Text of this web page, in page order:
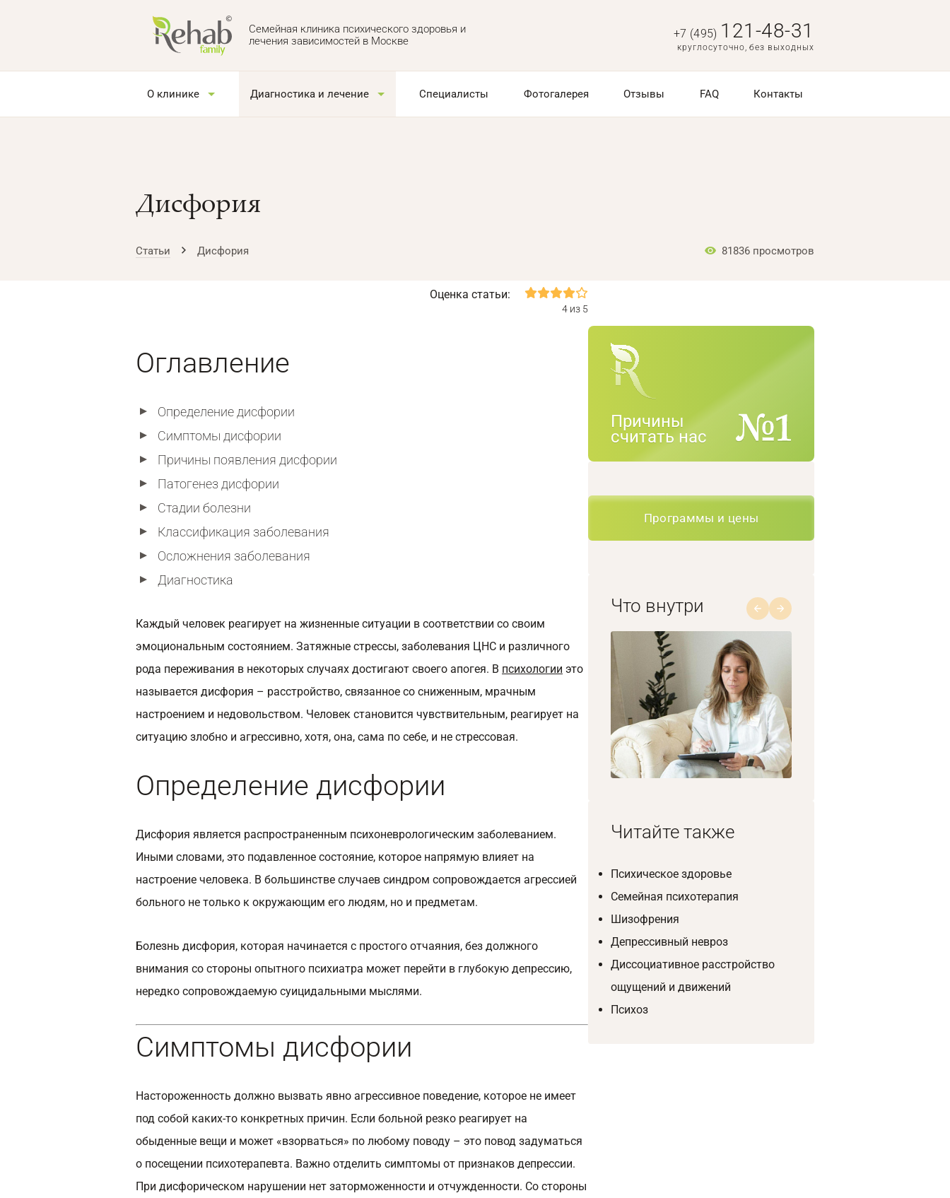
Семейная клиника психического здоровья и
лечения зависимостей в Москве
+7 (495) 121-48-31
круглосуточно, без выходных
О клинике Диагностика и лечение Специалисты Фотогалерея Отзывы FAQ Контакты
Дисфория
Статьи Дисфория 81836 просмотров
Оценка статьи:
4 из 5
Оглавление
Определение дисфории
Симптомы дисфории
Причины появления дисфории
Патогенез дисфории
Стадии болезни
Классификация заболевания
Осложнения заболевания
Диагностика
Каждый человек реагирует на жизненные ситуации в соответствии со своим
эмоциональным состоянием. Затяжные стрессы, заболевания ЦНС и различного
рода переживания в некоторых случаях достигают своего апогея. В психологии это
называется дисфория – расстройство, связанное со сниженным, мрачным
настроением и недовольством. Человек становится чувствительным, реагирует на
ситуацию злобно и агрессивно, хотя, она, сама по себе, и не стрессовая.
Определение дисфории
Дисфория является распространенным психоневрологическим заболеванием.
Иными словами, это подавленное состояние, которое напрямую влияет на
настроение человека. В большинстве случаев синдром сопровождается агрессией
больного не только к окружающим его людям, но и предметам.
Болезнь дисфория, которая начинается с простого отчаяния, без должного
внимания со стороны опытного психиатра может перейти в глубокую депрессию,
нередко сопровождаемую суицидальными мыслями.
Симптомы дисфории
Настороженность должно вызвать явно агрессивное поведение, которое не имеет
под собой каких-то конкретных причин. Если больной резко реагирует на
обыденные вещи и может «взорваться» по любому поводу – это повод задуматься
о посещении психотерапевта. Важно отделить симптомы от признаков депрессии.
При дисфорическом нарушении нет заторможенности и отчужденности. Со стороны
Причины
считать нас
Программы и цены
Что внутри
1/8
Читайте также
Психическое здоровье
Семейная психотерапия
Шизофрения
Депрессивный невроз
Диссоциативное расстройство
ощущений и движений
Психоз